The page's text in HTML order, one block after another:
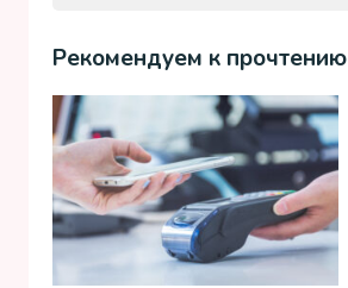
Рекомендуем к прочтению